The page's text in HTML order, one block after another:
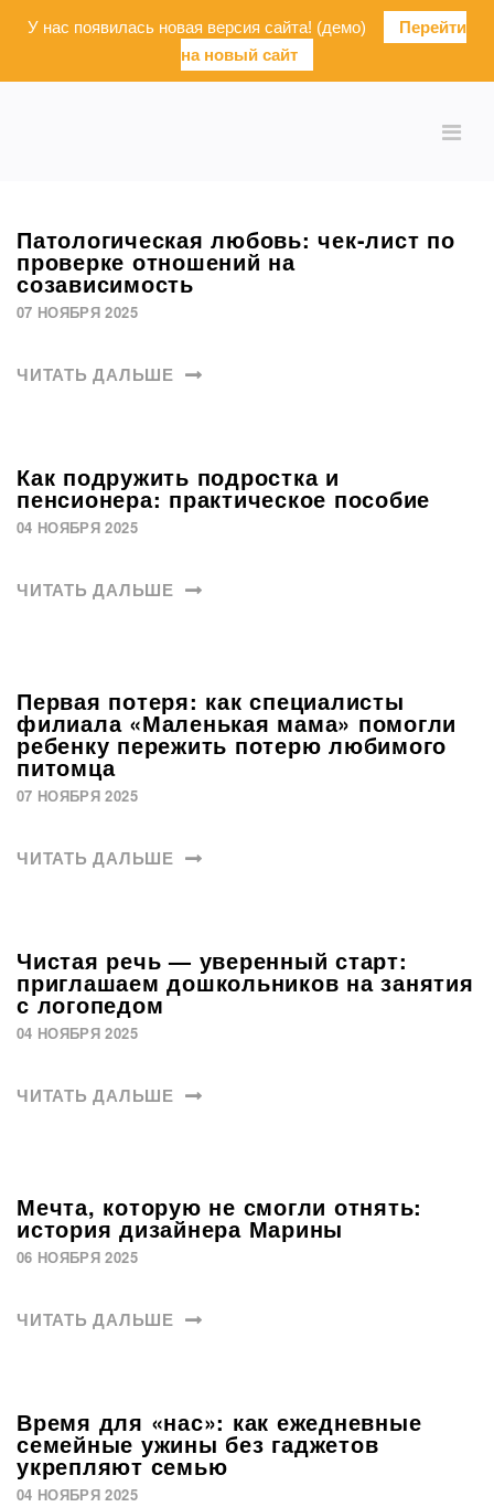
У нас появилась новая версия сайта! (демо)
Перейти
на новый сайт
Патологическая любовь: чек-лист по
проверке отношений на
созависимость
07 НОЯБРЯ 2025
ЧИТАТЬ ДАЛЬШЕ
Как подружить подростка и
пенсионера: практическое пособие
04 НОЯБРЯ 2025
ЧИТАТЬ ДАЛЬШЕ
Первая потеря: как специалисты
филиала «Маленькая мама» помогли
ребенку пережить потерю любимого
питомца
07 НОЯБРЯ 2025
ЧИТАТЬ ДАЛЬШЕ
Чистая речь — уверенный старт:
приглашаем дошкольников на занятия
с логопедом
04 НОЯБРЯ 2025
ЧИТАТЬ ДАЛЬШЕ
Мечта, которую не смогли отнять:
история дизайнера Марины
06 НОЯБРЯ 2025
ЧИТАТЬ ДАЛЬШЕ
Время для «нас»: как ежедневные
семейные ужины без гаджетов
укрепляют семью
04 НОЯБРЯ 2025